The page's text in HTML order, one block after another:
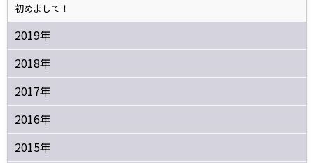
初めまして！
2019年
2018年
2017年
2016年
2015年